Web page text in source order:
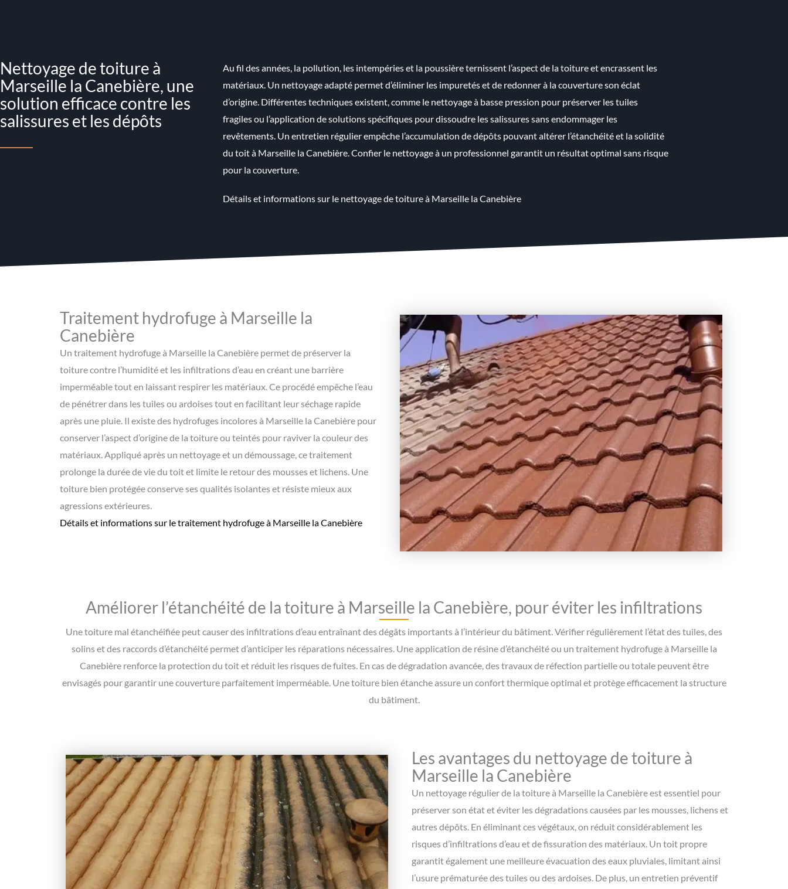
Nettoyage de toiture à
Marseille la Canebière, une
solution efficace contre les
salissures et les dépôts
Au fil des années, la pollution, les intempéries et la poussière ternissent l’aspect de la toiture et encrassent les
matériaux. Un nettoyage adapté permet d’éliminer les impuretés et de redonner à la couverture son éclat
d’origine. Différentes techniques existent, comme le nettoyage à basse pression pour préserver les tuiles
fragiles ou l’application de solutions spécifiques pour dissoudre les salissures sans endommager les
revêtements. Un entretien régulier empêche l’accumulation de dépôts pouvant altérer l’étanchéité et la solidité
du toit à Marseille la Canebière. Confier le nettoyage à un professionnel garantit un résultat optimal sans risque
pour la couverture.
Détails et informations sur le nettoyage de toiture à Marseille la Canebière
Traitement hydrofuge à Marseille la
Canebière
Un traitement hydrofuge à Marseille la Canebière permet de préserver la
toiture contre l’humidité et les infiltrations d’eau en créant une barrière
imperméable tout en laissant respirer les matériaux. Ce procédé empêche l’eau
de pénétrer dans les tuiles ou ardoises tout en facilitant leur séchage rapide
après une pluie. Il existe des hydrofuges incolores à Marseille la Canebière pour
conserver l’aspect d’origine de la toiture ou teintés pour raviver la couleur des
matériaux. Appliqué après un nettoyage et un démoussage, ce traitement
prolonge la durée de vie du toit et limite le retour des mousses et lichens. Une
toiture bien protégée conserve ses qualités isolantes et résiste mieux aux
agressions extérieures.
Détails et informations sur letraitement hydrofuge à Marseille la Canebière
Améliorer l’étanchéité de la toiture à Marseille la Canebière, pour éviter les infiltrations
Une toiture mal étanchéifiée peut causer des infiltrations d’eau entraînant des dégâts importants à l’intérieur du bâtiment. Vérifier régulièrement l’état des tuiles, des
solins et des raccords d’étanchéité permet d’anticiper les réparations nécessaires. Une application de résine d’étanchéité ou un traitement hydrofuge à Marseille la
Canebière renforce la protection du toit et réduit les risques de fuites. En cas de dégradation avancée, des travaux de réfection partielle ou totale peuvent être
envisagés pour garantir une couverture parfaitement imperméable. Une toiture bien étanche assure un confort thermique optimal et protège efficacement la structure
du bâtiment.
Les avantages du nettoyage de toiture à
Marseille la Canebière
Un nettoyage régulier de la toiture à Marseille la Canebière est essentiel pour
préserver son état et éviter les dégradations causées par les mousses, lichens et
autres dépôts. En éliminant ces végétaux, on réduit considérablement les
risques d’infiltrations d’eau et de fissuration des matériaux. Un toit propre
garantit également une meilleure évacuation des eaux pluviales, limitant ainsi
l’usure prématurée des tuiles ou des ardoises. De plus, un entretien préventif